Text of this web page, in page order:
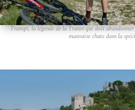
Transpi, la légende de la Transv qui doit
mauvaise chute dans la